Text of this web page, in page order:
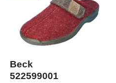
Beck
522599001